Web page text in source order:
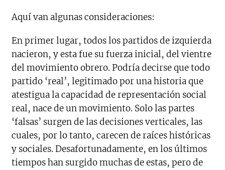
Aquí van algunas consideraciones:
En primer lugar, todos los partidos de izquierda
nacieron, y esta fue su fuerza inicial, del vientre
del movimiento obrero. Podría decirse que todo
partido ‘real’, legitimado por una historia que
atestigua la capacidad de representación social
real, nace de un movimiento. Solo las partes
‘falsas’ surgen de las decisiones verticales, las
cuales, por lo tanto, carecen de raíces históricas
y sociales. Desafortunadamente, en los últimos
tiempos han surgido muchas de estas, pero de